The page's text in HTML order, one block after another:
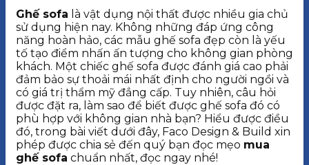
Ghế sofa là vật dụng nội thất được nhiều gia chủ
sử dụng hiện nay. Không những đáp ứng công
năng hoàn hảo, các mẫu ghế sofa đẹp còn là yếu
tố tạo điểm nhấn ấn tượng cho không gian phòng
khách. Một chiếc ghế sofa được đánh giá cao phải
đảm bảo sự thoải mái nhất định cho người ngồi và
có giá trị thẩm mỹ đẳng cấp. Tuy nhiên, câu hỏi
được đặt ra, làm sao để biết được ghế sofa đó có
phù hợp với không gian nhà bạn? Hiểu được điều
đó, trong bài viết dưới đây, Faco Design & Build xin
phép được chia sẻ đến quý bạn đọc mẹo mua
ghế sofa chuẩn nhất, đọc ngay nhé!